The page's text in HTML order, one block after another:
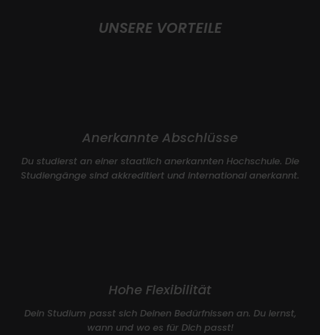
UNSERE VORTEILE
Anerkannte Abschlüsse
Du studierst an einer staatlich anerkannten Hochschule. Die
Studiengänge sind akkreditiert und international anerkannt.
Hohe Flexibilität
Dein Studium passt sich Deinen Bedürfnissen an. Du lernst,
wann und wo es für Dich passt!